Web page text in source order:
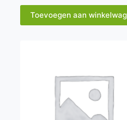
Toevoegen aan